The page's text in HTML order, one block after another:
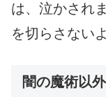
は、泣かされ
を切らさない
闇の魔術以